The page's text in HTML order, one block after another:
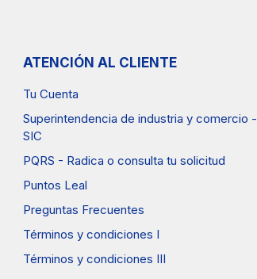
ATENCIÓN AL CLIENTE
Tu Cuenta
Superintendencia de industria y comercio -
SIC
PQRS - Radica o consulta tu solicitud
Puntos Leal
Preguntas Frecuentes
Términos y condiciones I
Términos y condiciones III